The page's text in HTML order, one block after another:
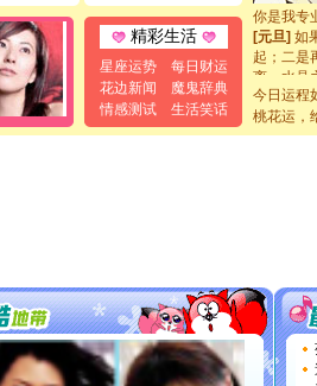
精彩生活
星座运势
每日财运
花边新闻
魔鬼辞典
情感测试
生活笑话
你是我专
[元旦] 如
起；二是
离。水晶
[元旦]当
泣，这痛
你太多，
要平安
[圣诞节]
能正大
都要快乐
今日运程
桃花运，